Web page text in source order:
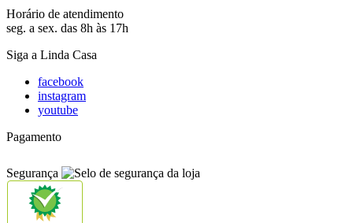
Horário de atendimento
seg. a sex. das 8h às 17h
Siga a Linda Casa
facebook
instagram
youtube
Pagamento
Segurança